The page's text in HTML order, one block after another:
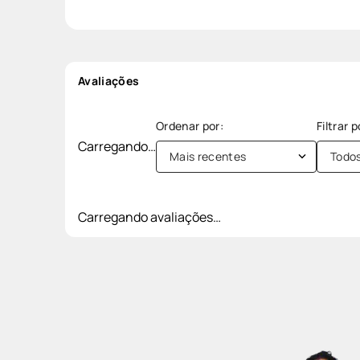
Avaliações
Carregando…
Mais recentes
Carregando avaliações…